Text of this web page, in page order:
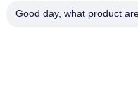
Good day, what product